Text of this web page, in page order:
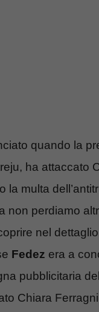
quando la
ha attaccato
la multa
non perdiamo
nel
Fedez era a
pubblicitaria
Chiara